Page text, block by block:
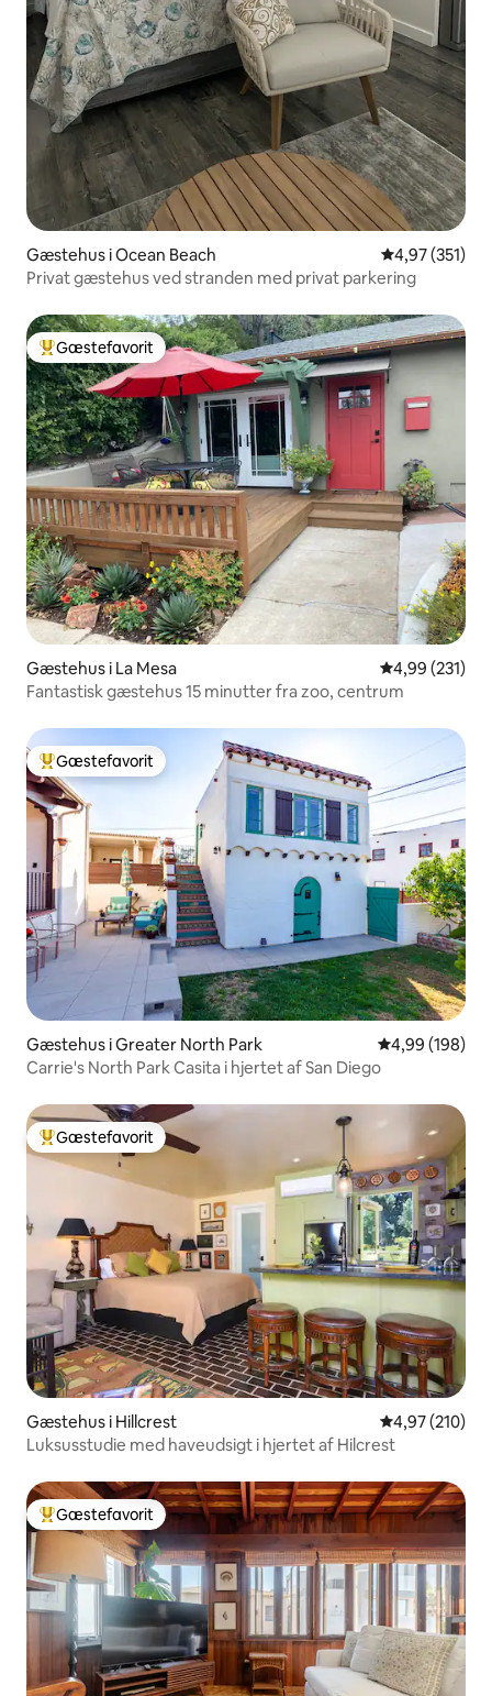
Gæstehus i Ocean Beach 4,97 ud af 5 i
4,97 (351)
Privat gæstehus ved stranden med privat parkering
Bedste gæstefavorit
Gæstefavorit
Gæstehus i La Mesa 4,99 ud af 5 i
4,99 (231)
Fantastisk gæstehus 15 minutter fra zoo, centrum
Bedste gæstefavorit
Gæstefavorit
Gæstehus i Greater North Park 4,99 ud af 5 i
4,99 (198)
Carrie's North Park Casita i hjertet af San Diego
Bedste gæstefavorit
Gæstefavorit
Gæstehus i Hillcrest 4,97 ud af 5 i
4,97 (210)
Luksusstudie med haveudsigt i hjertet af Hilcrest
Bedste gæstefavorit
Gæstefavorit